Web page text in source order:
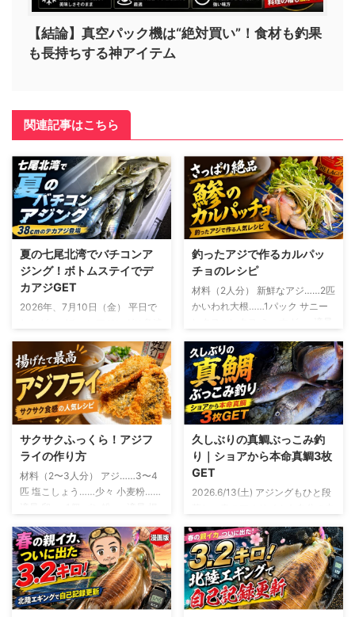
【結論】真空パック機は“絶対買い”！食材も釣果
も長持ちする神アイテム
関連記事はこちら
夏の七尾北湾でバチコンア
ジング！ボトムステイでデ
カアジGET
2026年、7月10日（金） 平日で
参戦 友人から誘いがあったの
は、釣行の2日ほど前 「平日やけ
ど、バチコン行くけ～」 断る理
由は微塵もありません。 バチコ
ンアジングとは？ バチコンアジ
ングとは、バーチカルコンタクト
アジングの略 決して、 「アジが
バチバチ、コンコンと当たる釣
り」 という意味ではないです 船
から仕掛けを縦方向に落とし、深
い場所にいるアジを狙う釣り 初
夏になって水温が上昇すると、シ
ョアから良型のアジを狙うのが難
しくなってきます この時期に岸
から釣れやすいのは、豆 ...
釣ったアジで作るカルパッ
チョのレシピ
材料（2人分） 新鮮なアジ……2匹
かいわれ大根……1パック サニー
ン汁……大さじ1 しょうゆ……小さ
じ1 塩……少々 粗びき黒こしょ
う……少々 おろしにんにく……少
量 釣ったアジを使う場合は、鮮
度を保ったまま持ち帰り生食でき
る状態のものを使います アジの
下ごしらえと盛り付け アジは三
枚におろし、腹骨と血合い骨を取
り除きます 皮を引いたら、食べ
やすい薄さのそぎ切りにします
サニーレタスを切るもしくは手で
ちぎり、水にさらしたあと、しっ
かり水 ...
サクサクふっくら！アジフ
ライの作り方
材料（2〜3人分） アジ……3〜4
匹 塩こしょう……少々 小麦粉……
ソースまたはタルタルソース……
お好みで アジは三枚おろしにし
て、腹骨と小骨を取り除きます
開いた状態で揚げたい場合は、背
開きや腹開きでも大丈夫 アジフ
久しぶりの真鯛ぶっこみ釣
り｜ショアから本命真鯛3枚
GET
2026.6/13(土) アジングもひと段
では「もう十分かな？」というタ
イミング 例年なら、この時期か
らはちょい投げでキスを狙った
り、友人の船に乗せてもらって年
に1、2回ほどバチコンを楽しんだ
りするフェーズ そんな中で、ふ